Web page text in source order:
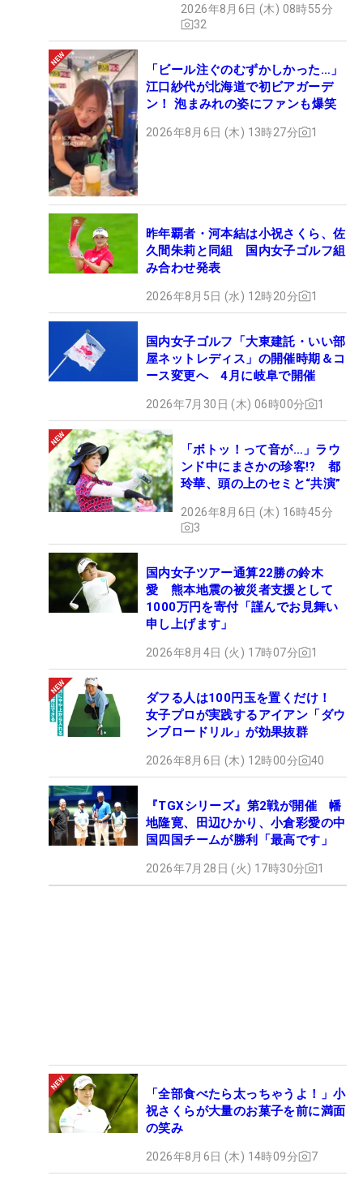
2026年8月6日 (木) 08時55分
32
「ビール注ぐのむずかしかった…」
江口紗代が北海道で初ビアガーデ
ン！ 泡まみれの姿にファンも爆笑
2026年8月6日 (木) 13時27分 1
昨年覇者・河本結は小祝さくら、佐
久間朱莉と同組 国内女子ゴルフ組
み合わせ発表
2026年8月5日 (水) 12時20分 1
国内女子ゴルフ「大東建託・いい部
屋ネットレディス」の開催時期＆コ
ース変更へ 4月に岐阜で開催
2026年7月30日 (木) 06時00分 1
「ボトッ！って音が…」ラウ
ンド中にまさかの珍客!? 都
玲華、頭の上のセミと“共演”
2026年8月6日 (木) 16時45分
3
国内女子ツアー通算22勝の鈴木
愛 熊本地震の被災者支援として
1000万円を寄付「謹んでお見舞い
申し上げます」
2026年8月4日 (火) 17時07分 1
ダフる人は100円玉を置くだけ！
女子プロが実践するアイアン「ダウ
ンブロードリル」が効果抜群
2026年8月6日 (木) 12時00分 40
『TGXシリーズ』第2戦が開催 幡
地隆寛、田辺ひかり、小倉彩愛の中
国四国チームが勝利「最高です」
2026年7月28日 (火) 17時30分 1
「全部食べたら太っちゃうよ！」小
祝さくらが大量のお菓子を前に満面
の笑み
2026年8月6日 (木) 14時09分 7